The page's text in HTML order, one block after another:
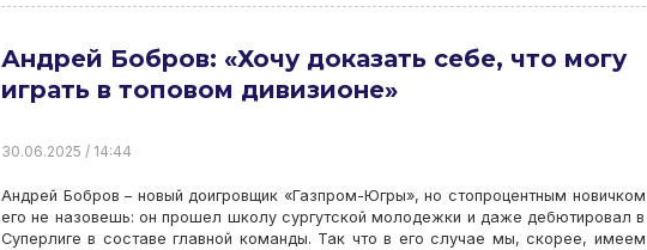
Андрей Бобров: «Хочу доказать себе, что могу
играть в топовом дивизионе»
30.06.2025 / 14:44
Андрей Бобров – новый доигровщик «Газпром-Югры», но стопроцентным новичком
его не назовешь: он прошел школу сургутской молодежки и даже дебютировал в
Суперлиге в составе главной команды. Так что в его случае мы, скорее, имеем